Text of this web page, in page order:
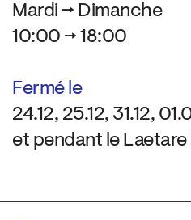
Mardi → Dimanche
10:00 → 18:00
Fermé le
24.12, 25.12, 31.12,
et pendant le Laetare